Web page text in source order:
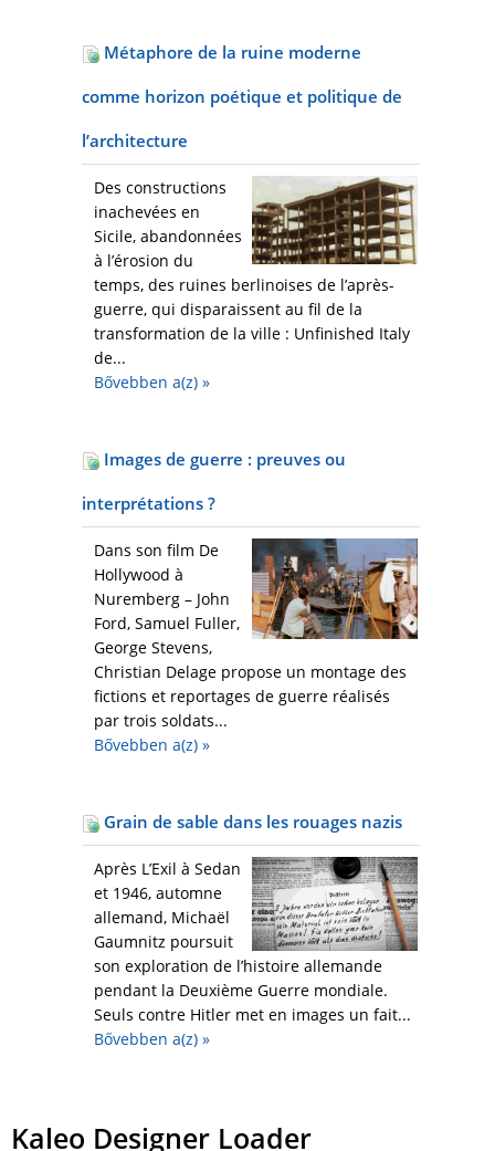
Métaphore de la ruine moderne
comme horizon poétique et politique de
l’architecture
Des constructions
inachevées en
Sicile, abandonnées
à l’érosion du
temps, des ruines berlinoises de l’après-
guerre, qui disparaissent au fil de la
transformation de la ville : Unfinished Italy
de...
Bővebben a(z) »
Images de guerre : preuves ou
interprétations ?
Dans son film De
Hollywood à
Nuremberg – John
Ford, Samuel Fuller,
George Stevens,
Christian Delage propose un montage des
fictions et reportages de guerre réalisés
par trois soldats...
Bővebben a(z) »
Grain de sable dans les rouages nazis
Après L’Exil à Sedan
et 1946, automne
allemand, Michaël
Gaumnitz poursuit
son exploration de l’histoire allemande
pendant la Deuxième Guerre mondiale.
Seuls contre Hitler met en images un fait...
Bővebben a(z) »
Kaleo Designer Loader